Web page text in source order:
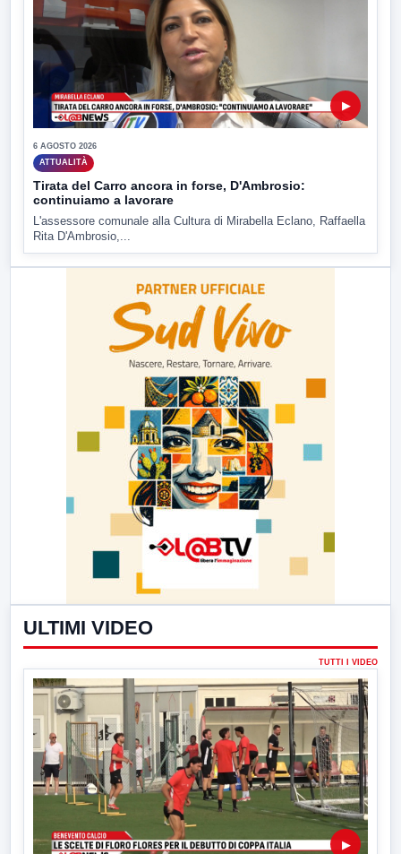
▶
6 AGOSTO 2026
ATTUALITÀ
Tirata del Carro ancora in forse, D'Ambrosio:
continuiamo a lavorare
L'assessore comunale alla Cultura di Mirabella Eclano, Raffaella
Rita D'Ambrosio,...
ULTIMI VIDEO
TUTTI I VIDEO
▶